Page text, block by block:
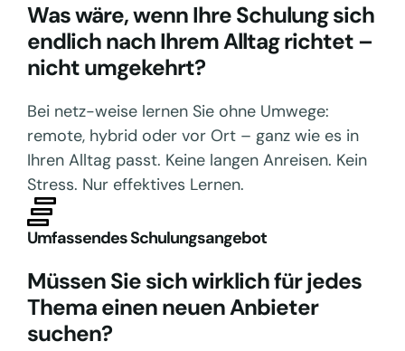
Was wäre, wenn Ihre Schulung sich
endlich nach Ihrem Alltag richtet –
nicht umgekehrt?
Bei netz-weise lernen Sie ohne Umwege:
remote, hybrid oder vor Ort – ganz wie es in
Ihren Alltag passt. Keine langen Anreisen. Kein
Stress. Nur effektives Lernen.
Umfassendes Schulungsangebot
Müssen Sie sich wirklich für jedes
Thema einen neuen Anbieter
suchen?